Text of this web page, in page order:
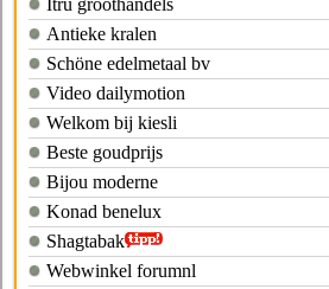
Itru groothandels
Antieke kralen
Schöne edelmetaal bv
Video dailymotion
Welkom bij kiesli
Beste goudprijs
Bijou moderne
Konad benelux
Shagtabak
Webwinkel forumnl